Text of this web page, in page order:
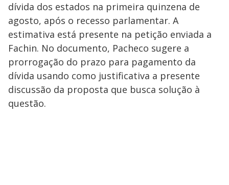
dívida dos estados na primeira quinzena de
agosto, após o recesso parlamentar. A
estimativa está presente na petição enviada a
Fachin. No documento, Pacheco sugere a
prorrogação do prazo para pagamento da
dívida usando como justificativa a presente
discussão da proposta que busca solução à
questão.